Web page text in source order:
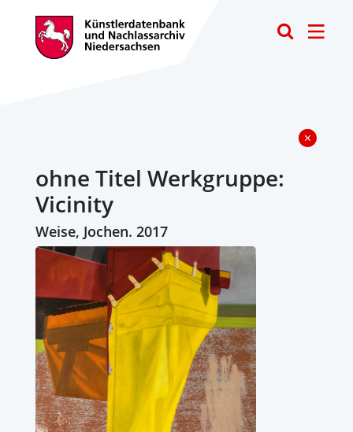
ohne Titel Werkgruppe:
Vicinity
Weise, Jochen. 2017